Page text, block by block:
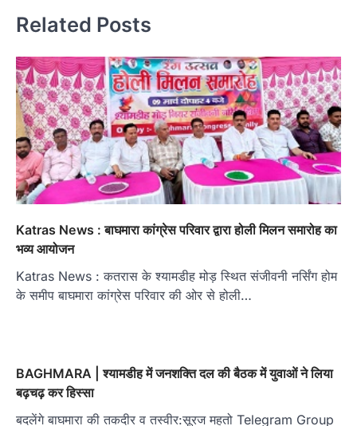
Related Posts
Katras News : बाघमारा कांग्रेस परिवार द्वारा होली मिलन समारोह का
भव्य आयोजन
Katras News : कतरास के श्यामडीह मोड़ स्थित संजीवनी नर्सिंग होम
के समीप बाघमारा कांग्रेस परिवार की ओर से होली…
BAGHMARA | श्यामडीह में जनशक्ति दल की बैठक में युवाओं ने लिया
बढ़चढ़ कर हिस्सा
बदलेंगे बाघमारा की तकदीर व तस्वीर:सूरज महतो Telegram Group